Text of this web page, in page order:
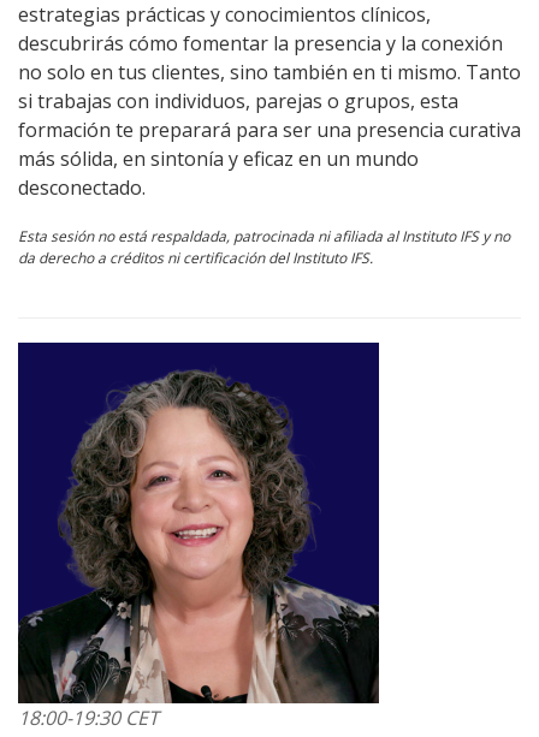
estrategias prácticas y conocimientos clínicos,
descubrirás cómo fomentar la presencia y la conexión
no solo en tus clientes, sino también en ti mismo. Tanto
si trabajas con individuos, parejas o grupos, esta
formación te preparará para ser una presencia curativa
más sólida, en sintonía y eficaz en un mundo
desconectado.
Esta sesión no está respaldada, patrocinada ni afiliada al Instituto IFS y no
da derecho a créditos ni certificación del Instituto IFS.
18:00-19:30 CET